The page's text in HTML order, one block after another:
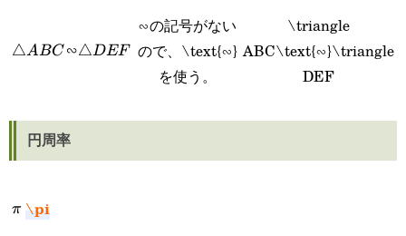
\triangle
ABC\text{∽}\triangle
△ABC ∽△DEF
∽の記号がない
ので、\text{∽}
を使う。
\triangle
ABC\text{∽}\triangle
DEF
円周率
\pi
π \pi